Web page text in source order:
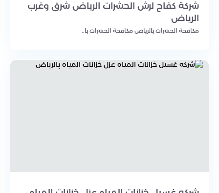
شركة كفاح لرش الحشرات الرياض شرق وغرب
الرياض
مكافحة الحشرات بالرياض مكافحة الحشرات با..